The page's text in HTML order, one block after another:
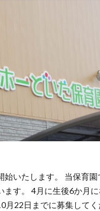
始いたします。 当保育
ます。 4月に生後6か月
月22日までに募集して